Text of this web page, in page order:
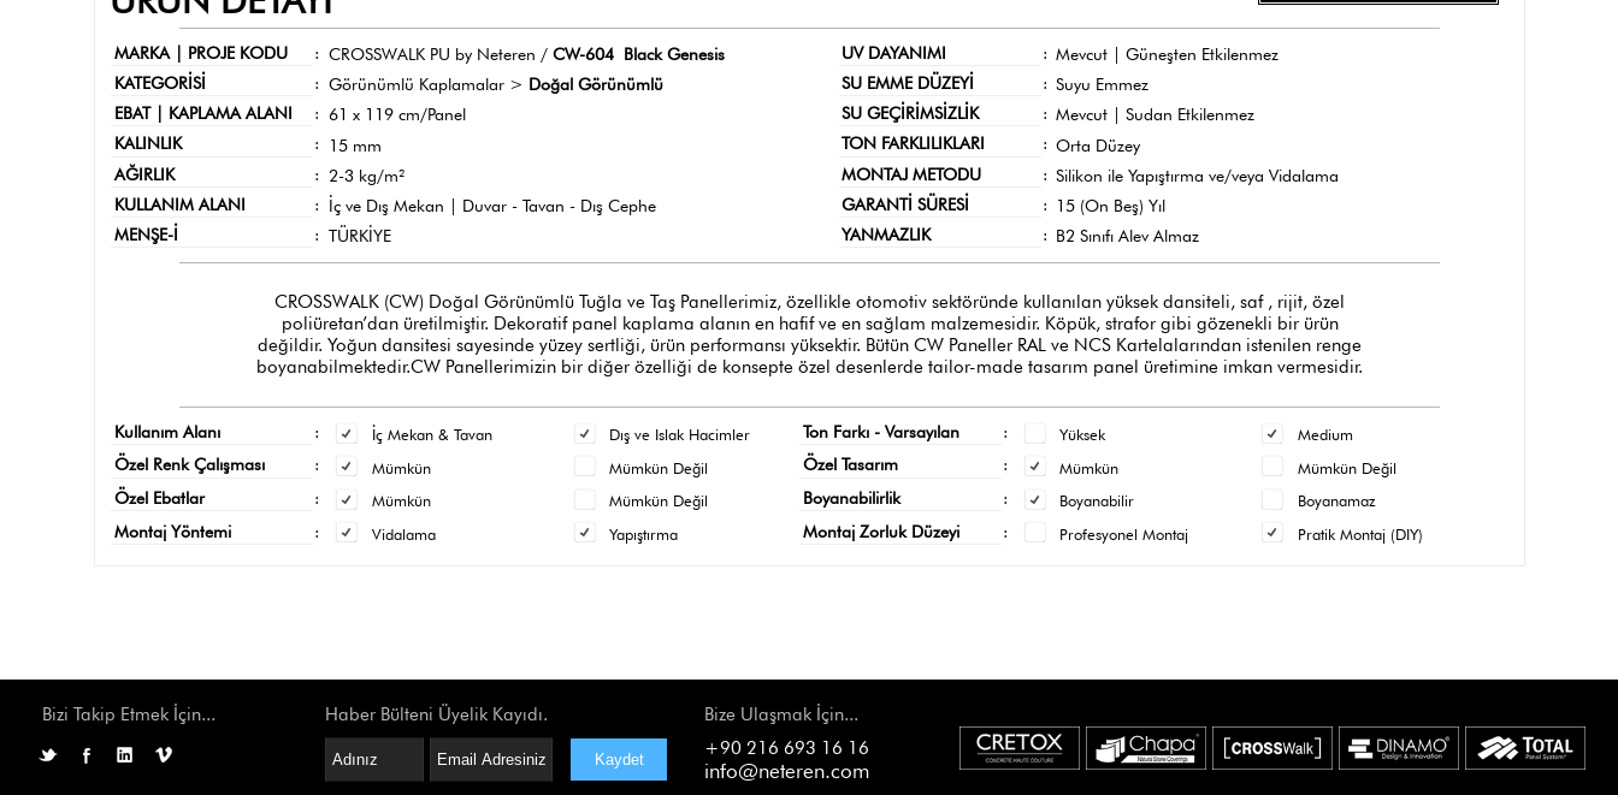
MARKA | PROJE KODU : CROSSWALK PU by Neteren / CW-604 Black Genesis UV DAYANIMI : Mevcut | Güneşten Etkilenmez
KATEGORİSİ
: Görünümlü Kaplamalar > Doğal Görünümlü SU EMME DÜZEYİ : Suyu Emmez
EBAT | KAPLAMA ALANI
: 61 x 119 cm/Panel SU GEÇİRİMSİZLİK : Mevcut | Sudan Etkilenmez
KALINLIK
: 15 mm TON FARKLILIKLARI : Orta Düzey
AĞIRLIK
: 2-3 kg/m² MONTAJ METODU : Silikon ile Yapıştırma ve/veya Vidalama
KULLANIM ALANI
: İç ve Dış Mekan | Duvar - Tavan - Dış Cephe GARANTİ SÜRESİ :
15 (On Beş) Yıl
MENŞE-İ
: TÜRKİYE YANMAZLIK : B2 Sınıfı Alev Almaz
CROSSWALK (CW) Doğal Görünümlü Tuğla ve Taş Panellerimiz, özellikle otomotiv sektöründe kullanılan yüksek dansiteli, saf , rijit, özel
poliüretan’dan üretilmiştir. Dekoratif panel kaplama alanın en hafif ve en sağlam malzemesidir. Köpük, strafor gibi gözenekli bir ürün
değildir. Yoğun dansitesi sayesinde yüzey sertliği, ürün performansı yüksektir. Bütün CW Paneller RAL ve NCS Kartelalarından istenilen renge
boyanabilmektedir.CW Panellerimizin bir diğer özelliği de konsepte özel desenlerde tailor-made tasarım panel üretimine imkan vermesidir.
Kullanım Alanı : İç Mekan & Tavan Dış ve Islak Hacimler Ton Farkı - Varsayılan : Yüksek
Medium
Özel Renk Çalışması
: Mümkün Mümkün Değil Özel Tasarım : Mümkün
Mümkün Değil
Özel Ebatlar
: Mümkün Mümkün Değil Boyanabilirlik : Boyanabilir
Boyanamaz
Montaj Yöntemi
: Vidalama Yapıştırma Montaj Zorluk Düzeyi : Profesyonel Montaj Pratik Montaj (DIY)
Bizi Takip Etmek İçin... Haber Bülteni Üyelik Kayıdı.
Bize Ulaşmak İçin...
+90 216 693 16 16
info@neteren.com